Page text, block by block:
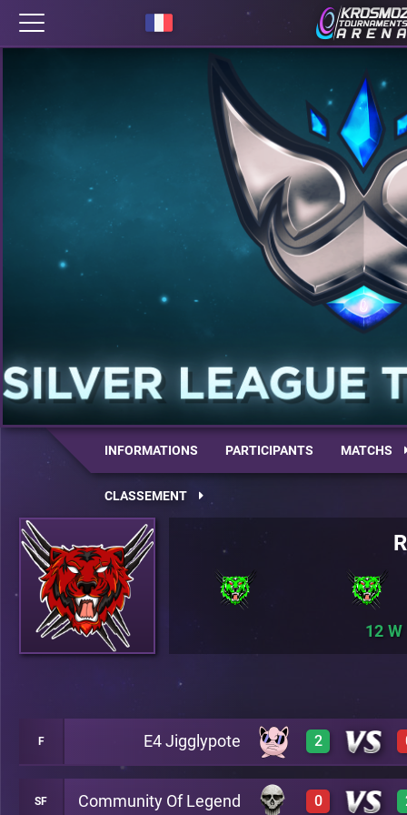
INFORMATIONS PARTICIPANTS MATCHS
CLASSEMENT
12
F E4 Jigglypote 2
1 A18
SF Community Of Legend 0